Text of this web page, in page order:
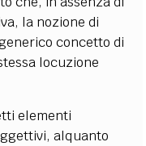
la nozione di
concetto di
locuzione
elementi
alquanto